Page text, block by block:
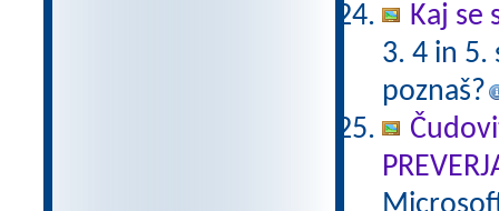
Kaj se
3. 4 in 5.
poznaš?